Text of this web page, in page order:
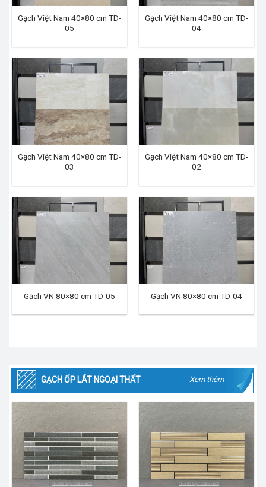
Gạch Việt Nam 40×80 cm TD-
05
Gạch Việt Nam 40×80 cm TD-
04
Gạch Việt Nam 40×80 cm TD-
03
Gạch Việt Nam 40×80 cm TD-
02
Gạch VN 80×80 cm TD-05 Gạch VN 80×80 cm TD-04
GẠCH ỐP LÁT NGOẠI THẤT Xem thêm